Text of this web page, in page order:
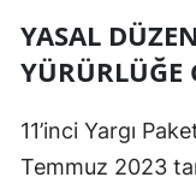
YASAL
YÜRÜRLÜĞE
11’inci Yargı
Temmuz 2023